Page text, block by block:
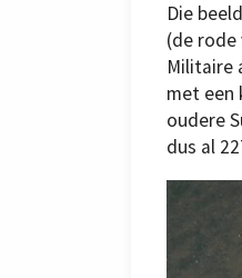
Die
(de
Militaire
met een
oudere
dus al